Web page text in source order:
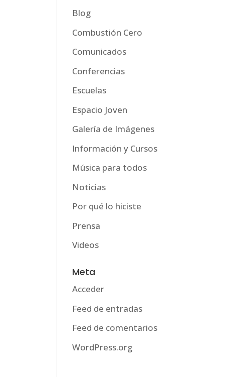
Blog
Combustión Cero
Comunicados
Conferencias
Escuelas
Espacio Joven
Galería de Imágenes
Información y Cursos
Música para todos
Noticias
Por qué lo hiciste
Prensa
Videos
Meta
Acceder
Feed de entradas
Feed de comentarios
WordPress.org